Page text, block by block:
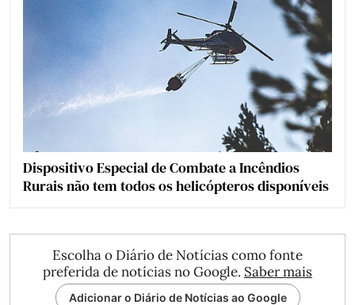
Dispositivo Especial de Combate a Incêndios
Rurais não tem todos os helicópteros disponíveis
Escolha o Diário de Notícias como fonte
preferida de notícias no Google. Saber mais
Adicionar o Diário de Notícias ao Google